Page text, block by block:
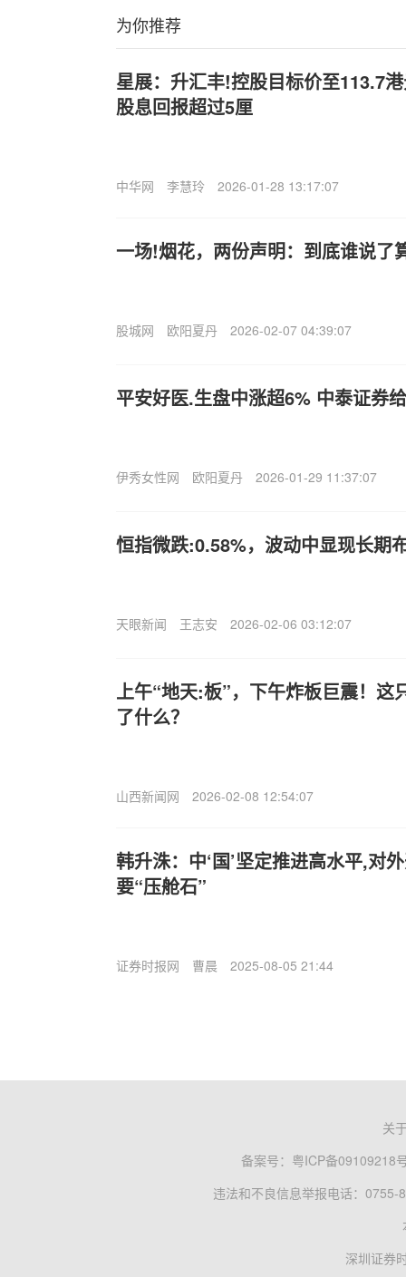
为你推荐
星展：升汇丰!控股目标价至113.7
股息回报超过5厘
中华网 李慧玲 2026-01-28 13:17:07
一场!烟花，两份声明：到底谁说了
股城网 欧阳夏丹 2026-02-07 04:39:07
平安好医.生盘中涨超6% 中泰证券
伊秀女性网 欧阳夏丹 2026-01-29 11:37:07
恒指微跌:0.58%，波动中显现长期
天眼新闻 王志安 2026-02-06 03:12:07
上午“地天:板”，下午炸板巨震！这
了什么？
山西新闻网 2026-02-08 12:54:07
韩升洙：中‘国’坚定推进高水平,对
要“压舱石”
证券时报网 曹晨 2025-08-05 21:44
关
备案号： 粤ICP备09109218
违法和不良信息举报电话：0755-
深圳证券